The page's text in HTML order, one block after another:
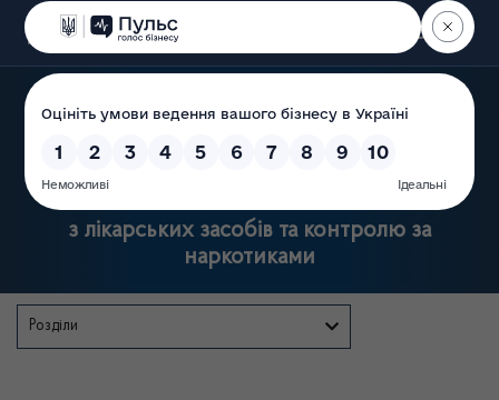
Пошук
Державна служба України
з лікарських засобів та контролю за
наркотиками
Розділи